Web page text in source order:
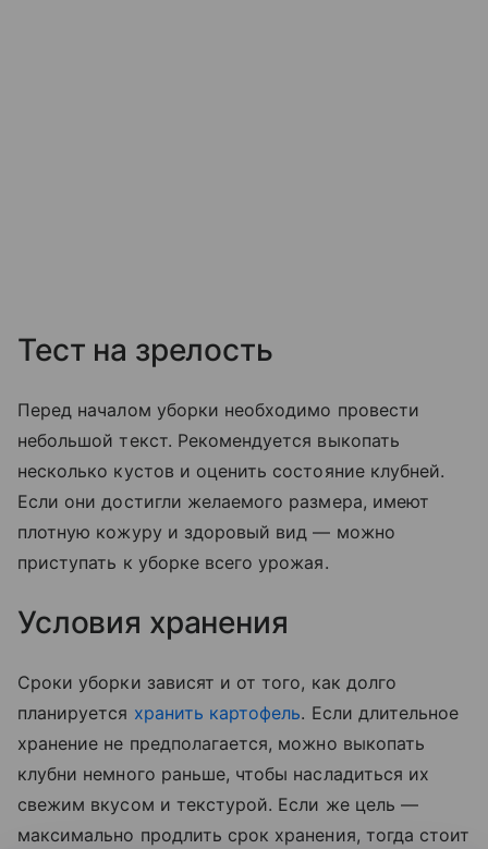
Тест на зрелость
Перед началом уборки необходимо провести
небольшой текст. Рекомендуется выкопать
несколько кустов и оценить состояние клубней.
Если они достигли желаемого размера, имеют
плотную кожуру и здоровый вид — можно
приступать к уборке всего урожая.
Условия хранения
Сроки уборки зависят и от того, как долго
планируется хранить картофель. Если длительное
хранение не предполагается, можно выкопать
клубни немного раньше, чтобы насладиться их
свежим вкусом и текстурой. Если же цель —
максимально продлить срок хранения, тогда стоит